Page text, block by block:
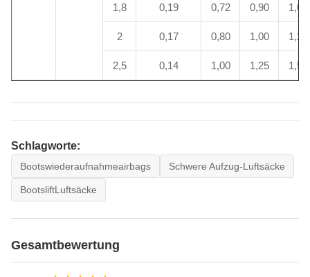
1,8 0,19 0,72 0,90 1,08
2 0,17 0,80 1,00 1,20
2,5 0,14 1,00 1,25 1,50
Schlagworte:
Bootswiederaufnahmeairbags Schwere Aufzug-Luftsäcke
BootsliftLuftsäcke
Gesamtbewertung